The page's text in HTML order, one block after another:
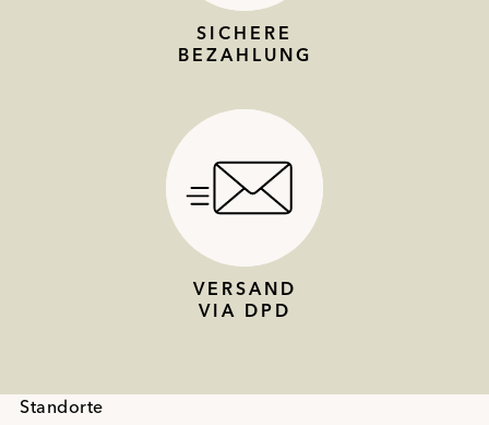
SICHERE
BEZAHLUNG
VERSAND
VIA DPD
Standorte